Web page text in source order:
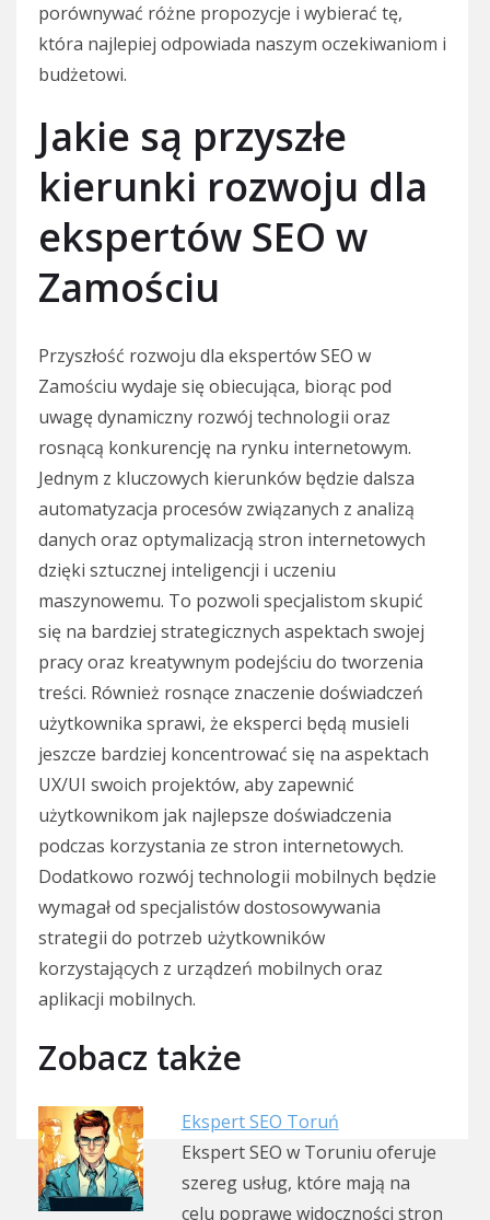
porównywać różne propozycje i wybierać tę,
która najlepiej odpowiada naszym oczekiwaniom i
budżetowi.
Jakie są przyszłe
kierunki rozwoju dla
ekspertów SEO w
Zamościu
Przyszłość rozwoju dla ekspertów SEO w
Zamościu wydaje się obiecująca, biorąc pod
uwagę dynamiczny rozwój technologii oraz
rosnącą konkurencję na rynku internetowym.
Jednym z kluczowych kierunków będzie dalsza
automatyzacja procesów związanych z analizą
danych oraz optymalizacją stron internetowych
dzięki sztucznej inteligencji i uczeniu
maszynowemu. To pozwoli specjalistom skupić
się na bardziej strategicznych aspektach swojej
pracy oraz kreatywnym podejściu do tworzenia
treści. Również rosnące znaczenie doświadczeń
użytkownika sprawi, że eksperci będą musieli
jeszcze bardziej koncentrować się na aspektach
UX/UI swoich projektów, aby zapewnić
użytkownikom jak najlepsze doświadczenia
podczas korzystania ze stron internetowych.
Dodatkowo rozwój technologii mobilnych będzie
wymagał od specjalistów dostosowywania
strategii do potrzeb użytkowników
korzystających z urządzeń mobilnych oraz
aplikacji mobilnych.
Zobacz także
Ekspert SEO Toruń
Ekspert SEO w Toruniu oferuje
szereg usług, które mają na
celu poprawę widoczności stron